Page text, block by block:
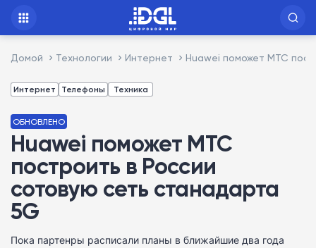
Домой Технологии Интернет Huawei поможет МТС
Интернет Телефоны Техника
ОБНОВЛЕНО
Huawei поможет МТС
построить в России
сотовую сеть станадарта
5G
Пока партенры расписали планы в ближайшие два года